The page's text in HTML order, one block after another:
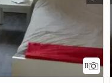
11